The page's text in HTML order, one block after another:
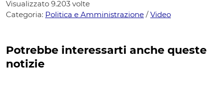
Visualizzato 9.203 volte
Categoria: Politica e Amministrazione /Video
Potrebbe interessarti anche queste
notizie